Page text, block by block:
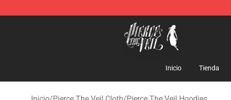
Pierce The Veil Store - Official Pierce The Veil Merchandise
Inicio Tienda